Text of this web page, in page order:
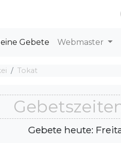
Gebete Webmaster
Tokat
Gebete heute: